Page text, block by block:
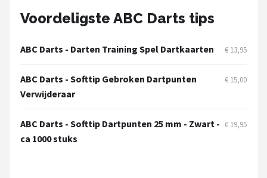
Mission
Harrows
KOTO
Voordeligste ABC Darts tips
ABC Darts - Darten Training Spel Dartkaarten € 13,95
ABC Darts - Softtip Gebroken Dartpunten
Verwijderaar
€ 15,00
ABC Darts - Softtip Dartpunten 25 mm - Zwart -
ca 1000 stuks
€ 19,95